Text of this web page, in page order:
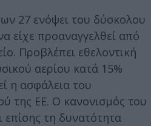
27 ενόψει του δύσκολου
είχε προαναγγελθεί από
Προβλέπει εθελοντική
αερίου κατά 15%
η ασφάλεια του
της ΕΕ. Ο κανονισμός του
τη δυνατότητα